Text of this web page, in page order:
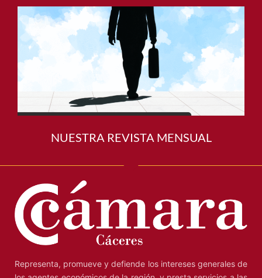
¿QUIERES ESTAR INFORMADO?
NUESTRA REVISTA MENSUAL